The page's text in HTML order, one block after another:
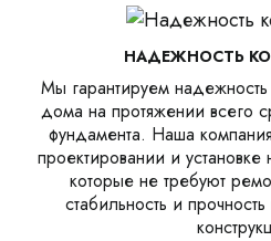
НАДЕЖНОСТЬ
Мы гарантируем
дома на протяжении всего
фундамента. Наша
проектировании и
которые не требуют
стабильность и